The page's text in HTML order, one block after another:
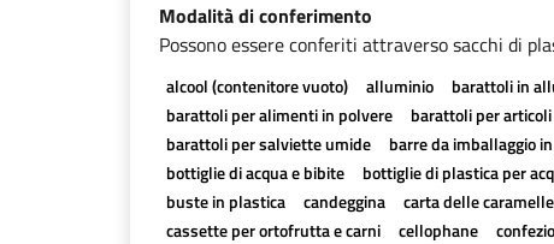
Modalità di conferimento
Possono essere conferiti attraverso sacchi di
alcool (contenitore vuoto) alluminio barattoli in
barattoli per alimenti in polvere
barattoli per
barattoli per salviette umide
barre da imballaggio
bottiglie di acqua e bibite
bottiglie di plastica per
buste in plastica
candeggina carta delle caramelle
cassette per ortofrutta e carni
cellophane